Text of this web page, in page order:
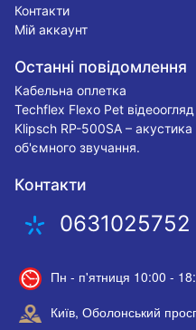
Контакти
Мій аккаунт
Останні повідомлення
Кабельна оплетка
Techflex Flexo Pet відеоогляд
Klipsch RP-500SA –
об'ємного звучання.
Контакти
0631025752
Пн - п'ятниця 10:00 -
Київ, Оболонський